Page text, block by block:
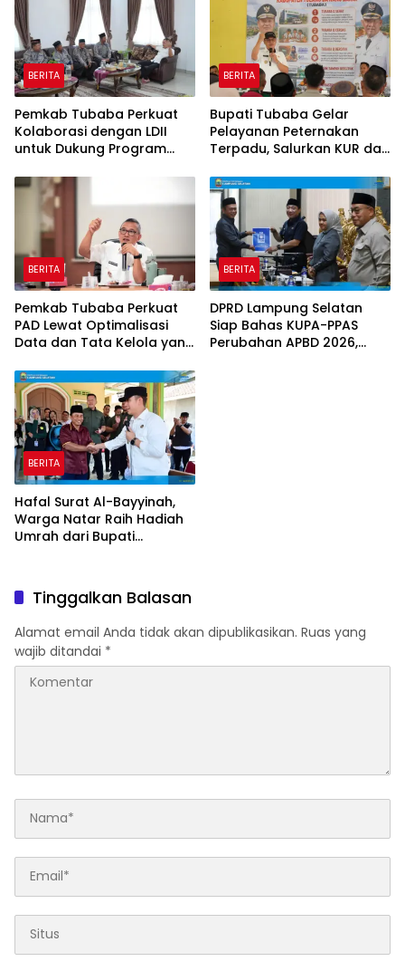
BERITA
Pemkab Tubaba Perkuat
Kolaborasi dengan LDII
untuk Dukung Program
BERITA
Bupati Tubaba Gelar
Pelayanan Peternakan
Terpadu, Salurkan KUR dan
Ketenagakerjaan
BERITA
Pemkab Tubaba Perkuat
PAD Lewat Optimalisasi
Data dan Tata Kelola yang
BERITA
DPRD Lampung Selatan
Siap Bahas KUPA-PPAS
Perubahan APBD 2026,
BERITA
Hafal Surat Al-Bayyinah,
Warga Natar Raih Hadiah
Umrah dari Bupati
Tinggalkan Balasan
Alamat email Anda tidak akan dipublikasikan. Ruas yang
wajib ditandai *